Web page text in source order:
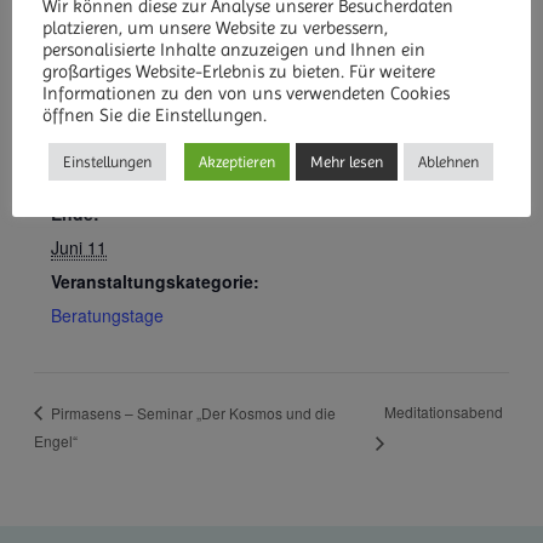
DETAILS
Beginn:
Juni 8
Ende:
Juni 11
Veranstaltungskategorie:
Beratungstage
Pirmasens – Seminar „Der Kosmos und die
Engel“
Meditationsabend
Wir können diese zur Analyse unserer Besucherdaten
platzieren, um unsere Website zu verbessern,
personalisierte Inhalte anzuzeigen und Ihnen ein
großartiges Website-Erlebnis zu bieten. Für weitere
Informationen zu den von uns verwendeten Cookies
öffnen Sie die Einstellungen.
Einstellungen Akzeptieren Mehr lesen Ablehnen